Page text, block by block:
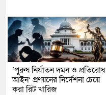
‘পুরুষ নির্যাতন দমন ও প্রতিরোধ
আইন’ প্রণয়নের নির্দেশনা চেয়ে
করা রিট খারিজ